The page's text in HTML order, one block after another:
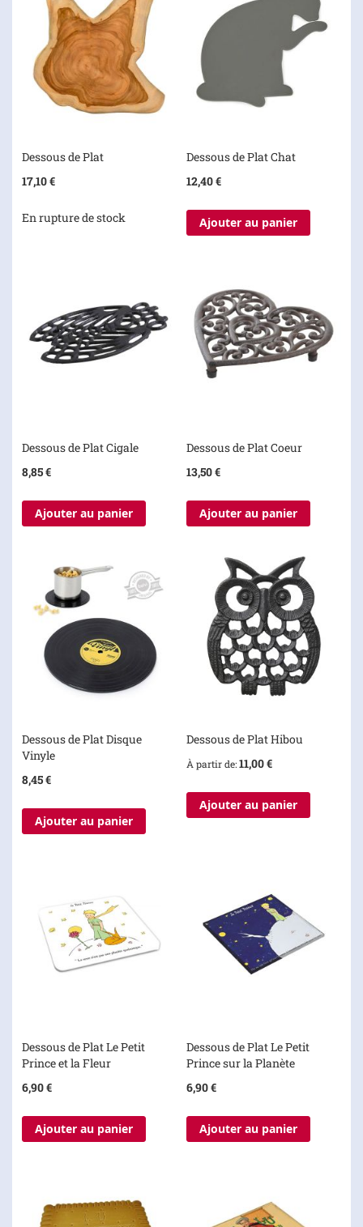
Dessous de Plat
17,10 €
En rupture de stock
Dessous de Plat Chat
12,40 €
Ajouter au panier
Dessous de Plat Cigale
8,85 €
Ajouter au panier
Dessous de Plat Coeur
13,50 €
Ajouter au panier
Dessous de Plat Disque
Vinyle
8,45 €
Ajouter au panier
Dessous de Plat Hibou
À partir de 11,00 €
Ajouter au panier
Dessous de Plat Le Petit
Prince et la Fleur
6,90 €
Ajouter au panier
Dessous de Plat Le Petit
Prince sur la Planète
6,90 €
Ajouter au panier